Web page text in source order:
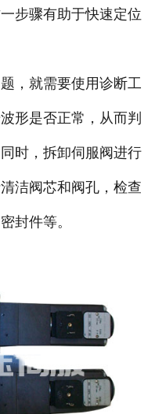
步骤有助于快速定位
就需要使用诊断工
形是否正常，从而判
时，拆卸伺服阀进行
洁阀芯和阀孔，检查
封件等。